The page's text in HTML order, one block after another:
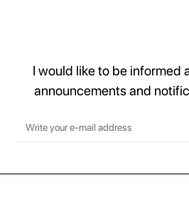
I would like to be informed
announcements and